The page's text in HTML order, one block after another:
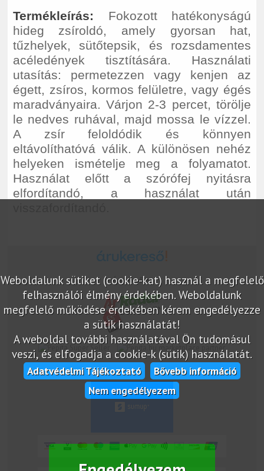
Termékleírás: Fokozott hatékonyságú
hideg zsíroldó, amely gyorsan hat,
tűzhelyek, sütőtepsik, és rozsdamentes
acéledények tisztítására. Használati
utasítás: permetezzen vagy kenjen az
égett, zsíros, kormos felületre, vagy égés
maradványaira. Várjon 2-3 percet, törölje
le nedves ruhával, majd mossa le vízzel.
A zsír feloldódik és könnyen
eltávolíthatóvá válik. A különösen nehéz
helyeken ismételje meg a folyamatot.
Használat előtt a szórófej nyitásra
elfordítandó, a használat után
Weboldalunk sütiket (cookie-kat) használ a megfelelő
felhasználói élmény érdekében. Weboldalunk
megfelelő működése érdekében kérem engedélyezze
a sütik használatát!
A weboldal további használatával Ön tudomásul
veszi, és elfogadja a cookie-k (sütik) használatát.
Adatvédelmi Tájékoztató
Bővebb információ
Nem engedélyezem
Árukereső.hu
marketplace partner